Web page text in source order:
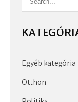
Egyéb kategória
Otthon